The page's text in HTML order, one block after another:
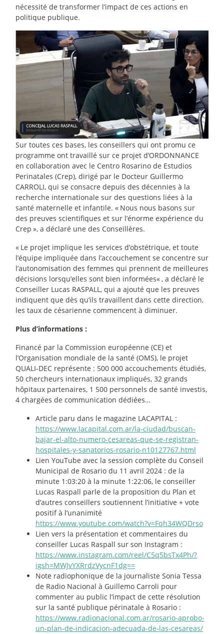
nécessité de transformer l’impact de ces actions en
politique publique.
Sur toutes ces bases, les conseillers qui ont promu ce
programme ont travaillé sur ce projet d’ORDONNANCE
en collaboration avec le Centro Rosarino de Estudios
Perinatales (Crep), dirigé par le Docteur Guillermo
CARROLI, qui se consacre depuis des décennies à la
recherche internationale sur des questions liées à la
santé maternelle et infantile. « Nous nous basons sur
des preuves scientifiques et sur l’énorme expérience du
Crep », a déclaré une des Conseillères.
« Le projet implique les services d’obstétrique, et toute
l’équipe impliquée dans l’accouchement se concentre sur
l’autonomisation des femmes qui prennent de meilleures
décisions lorsqu’elles sont bien informées«, a déclaré le
Conseiller Lucas RASPALL, qui a ajouté que les preuves
indiquent que dès qu’ils travaillent dans cette direction,
les taux de césarienne commencent à diminuer.
Plus d’informations :
Financé par la Commission européenne (CE) et
l’Organisation mondiale de la santé (OMS), le projet
QUALI-DEC représente : 500 000 accouchements étudiés,
50 chercheurs internationaux impliqués, 32 grands
hôpitaux partenaires, 1 500 personnels de santé investis,
4 chargées de communication dédiées…
Article paru dans le magazine LACAPITAL :
https://www.lacapital.com.ar/la-ciudad/buscan-
bajar-el-alto-numero-cesareas-que-se-registran-
hospitales-y-sanatorios-rosario-n10127767.html
Lien YouTube avec la session complète du Conseil
Municipal de Rosario du 11 avril 2024 : de la
minute 1:03:20 à la minute 1:22:06, le conseiller
Lucas Raspall parle de la proposition du Plan et
d’autres conseillers soutiennent l’initiative + vote
positif à l’unanimité
https://www.youtube.com/watch?v=Fqh34WQDrso
Lien vers la présentation et commentaires du
conseiller Lucas Raspall sur son Instagram :
https://www.instagram.com/reel/C5q5bsTx4Ph/?
igsh=MWJvYXRrdzVycnF1dg==
Note radiophonique de la journaliste Sonia Tessa
de Radio Nacional à Guillemo Carroli pour
commenter au public l’impact de cette résolution
sur la santé publique périnatale à Rosario :
https://www.radionacional.com.ar/rosario-aprobo-
un-plan-de-indicacion-adecuada-de-las-cesareas/